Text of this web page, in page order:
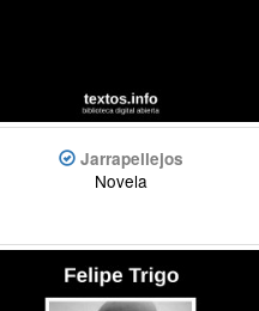
Jarrapellejos
Novela